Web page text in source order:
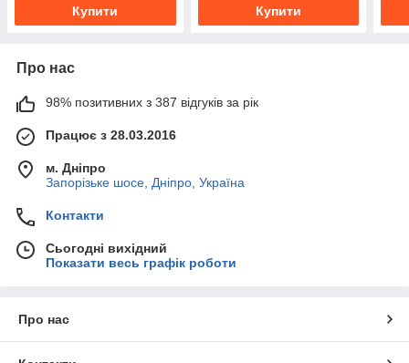
Купити Купити
Про нас
98% позитивних з 387 відгуків за рік
Працює з 28.03.2016
м. Дніпро
Запорізьке шосе, Дніпро, Україна
Контакти
Сьогодні вихідний
Показати весь графік роботи
Про нас